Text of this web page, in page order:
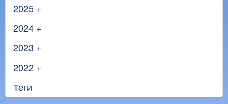
2025 +
2024 +
2023 +
2022 +
Теги